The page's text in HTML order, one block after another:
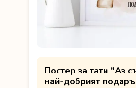
Постер за тати "Аз
най-добрият